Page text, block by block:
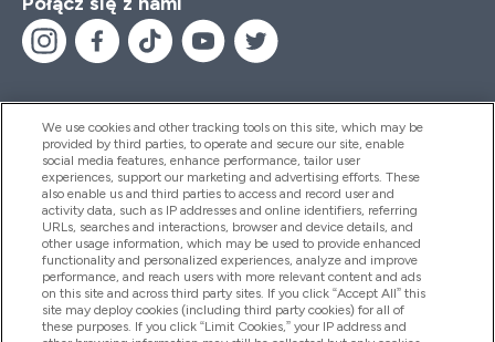
Pomoc I Informacja
Produkty
Informacje O Firmie
We use cookies and other tracking tools on this site, which may be
provided by third parties, to operate and secure our site, enable
social media features, enhance performance, tailor user
experiences, support our marketing and advertising efforts. These
also enable us and third parties to access and record user and
activity data, such as IP addresses and online identifiers, referring
URLs, searches and interactions, browser and device details, and
other usage information, which may be used to provide enhanced
functionality and personalized experiences, analyze and improve
performance, and reach users with more relevant content and ads
on this site and across third party sites. If you click “Accept All” this
site may deploy cookies (including third party cookies) for all of
these purposes. If you click “Limit Cookies,” your IP address and